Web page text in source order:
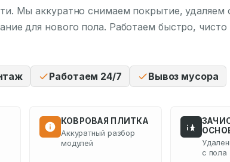
Мы аккуратно снимаем покрытие, удаляем
для нового пола. Работаем быстро,
Работаем 24/7 Вывоз мусора
КОВРОВАЯ ПЛИТКА
Аккуратный разбор
модулей
с пола